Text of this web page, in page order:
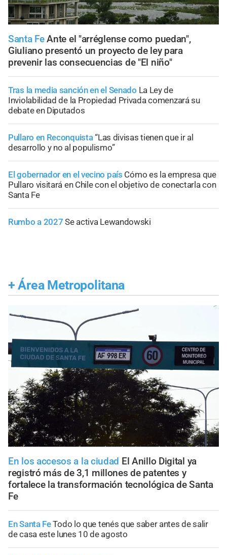
Santa Fe Ante el "arréglense como puedan",
Giuliano presentó un proyecto de ley para
prevenir las consecuencias de "El niño"
Tras la media sanción en el Senado La Ley de
Inviolabilidad de la Propiedad Privada comenzará su
debate en Diputados
Pullaro en Reconquista“Las divisas tienen que ir al
desarrollo y no al populismo”
El gobernador en el vecino país Cómo es la empresa que
Pullaro visitará en Chile con el objetivo de conectarla con
Santa Fe
Rumbo a 2027 Se activa Lewandowski
+ Área Metropolitana
En los accesos a la ciudad El Anillo Digital ya
registró más de 3,1 millones de patentes y
fortalece la transformación tecnológica de Santa
Fe
En Santa FeTodo lo que tenés que saber antes de salir
de casa este lunes 10 de agosto